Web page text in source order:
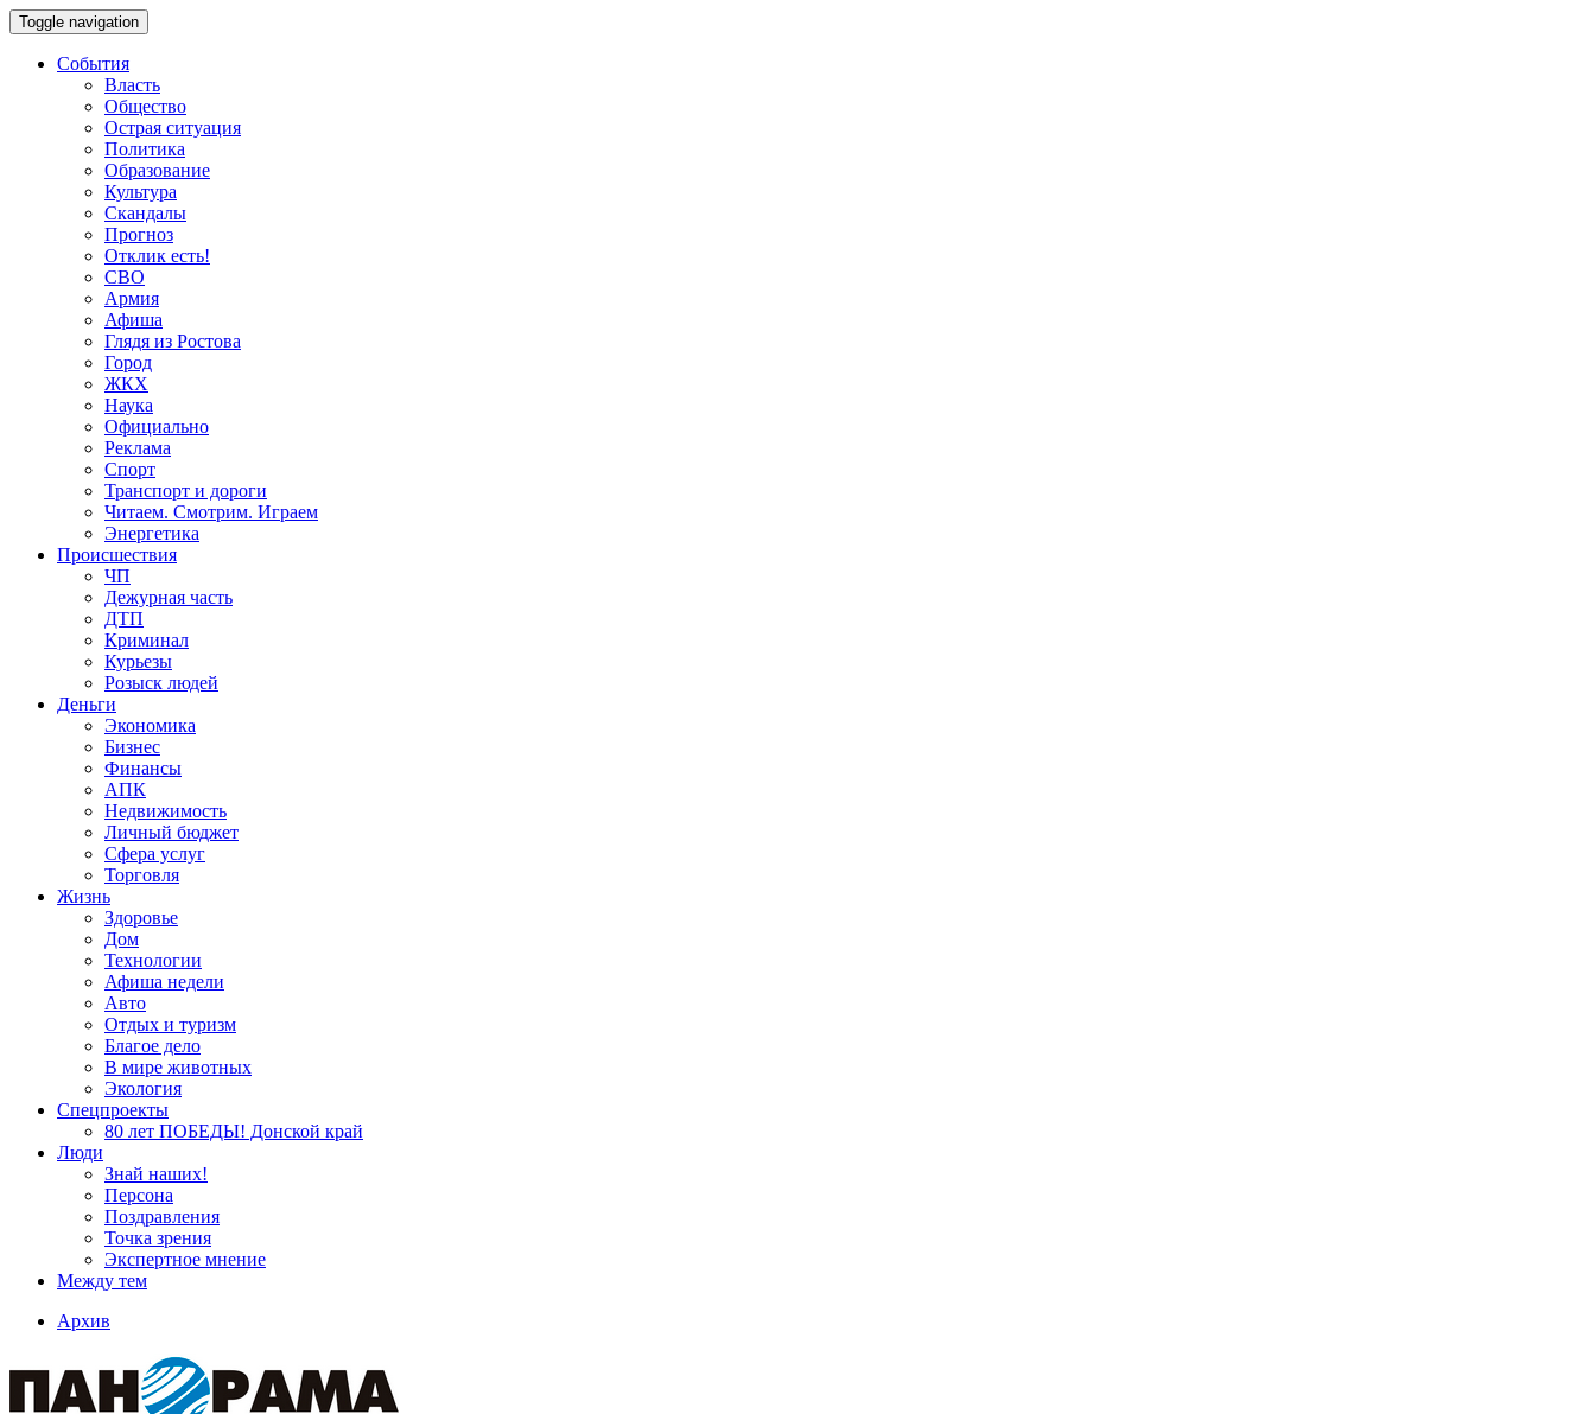
Toggle navigation
События
Власть
Общество
Острая ситуация
Политика
Образование
Культура
Скандалы
Прогноз
Отклик есть!
СВО
Армия
Афиша
Глядя из Ростова
Город
ЖКХ
Наука
Официально
Реклама
Спорт
Транспорт и дороги
Читаем. Смотрим. Играем
Энергетика
Происшествия
ЧП
Дежурная часть
ДТП
Криминал
Курьезы
Розыск людей
Деньги
Экономика
Бизнес
Финансы
АПК
Недвижимость
Личный бюджет
Сфера услуг
Торговля
Жизнь
Здоровье
Дом
Технологии
Афиша недели
Авто
Отдых и туризм
Благое дело
В мире животных
Экология
Спецпроекты
80 лет ПОБЕДЫ! Донской край
Люди
Знай наших!
Персона
Поздравления
Точка зрения
Экспертное мнение
Между тем
Архив